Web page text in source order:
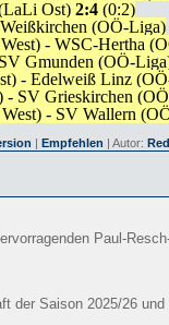
Ost) 2:4 (0:2)
(OÖ-Liga)
- WSC-Hertha
Gmunden (OÖ-
- Edelweiß Linz
SV Grieskirchen
- SV Wallern
| Empfehlen | Autor:
Paul-
der Saison 2025/26